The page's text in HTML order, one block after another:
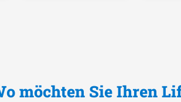
möchten Sie Ihren